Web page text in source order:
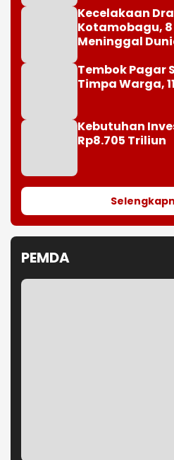
Kecelakaan
Kotamobagu,
Meninggal
Tembok Pagar
Timpa Warga,
Kebutuhan
Rp8.705 Triliun
PEMDA